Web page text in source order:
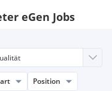
eGen Jobs
Position